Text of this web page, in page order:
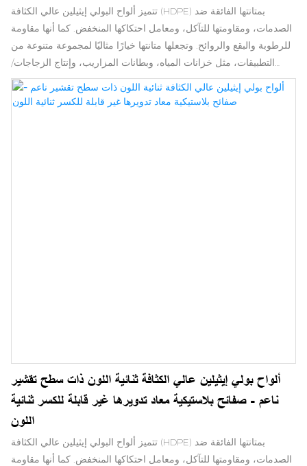
تتميز ألواح البولي إيثيلين عالي الكثافة (HDPE) بمتانتها الفائقة ضد
الصدمات، ومقاومتها للتآكل، ومعامل احتكاكها المنخفض. كما أنها مقاومة
للرطوبة والبقع والروائح. وتجعلها متانتها خيارًا مثاليًا لمجموعة متنوعة من
التطبيقات، مثل خزانات المياه، وبطانات المزاريب، وإنتاج الزجاجات/
أغطيتها، والعديد من الاستخدامات الصناعية الأخرى. يوفر البولي إيثيلين
ألواح بولي إيثيلين عالي الكثافة ثنائية اللون ذات سطح تقشير
ناعم - صفائح بلاستيكية معاد تدويرها غير قابلة للكسر ثنائية
اللون
تتميز ألواح البولي إيثيلين عالي الكثافة (HDPE) بمتانتها الفائقة ضد
الصدمات، ومقاومتها للتآكل، ومعامل احتكاكها المنخفض. كما أنها مقاومة